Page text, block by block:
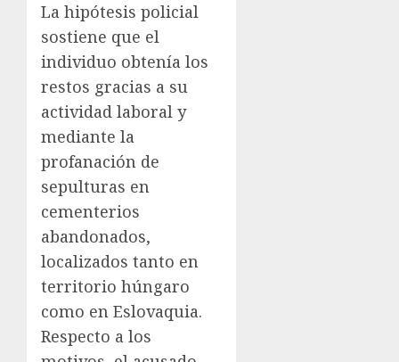
La hipótesis policial
sostiene que el
individuo obtenía los
restos gracias a su
actividad laboral y
mediante la
profanación de
sepulturas en
cementerios
abandonados,
localizados tanto en
territorio húngaro
como en Eslovaquia.
Respecto a los